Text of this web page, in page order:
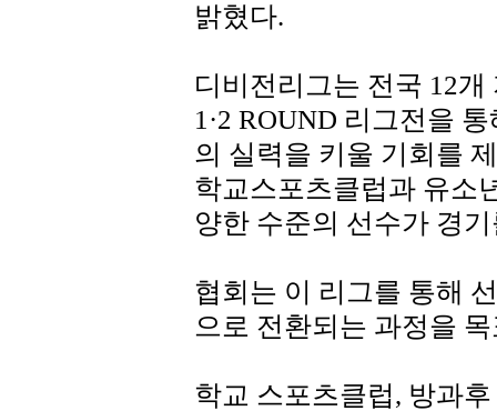
밝혔다.
디비전리그는 전국 12
1·2 ROUND 리그전을
의 실력을 키울 기회를
학교스포츠클럽과 유소
양한 수준의 선수가 경
협회는 이 리그를 통해
으로 전환되는 과정을
학교 스포츠클럽, 방과